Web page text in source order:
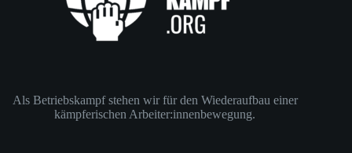
Als Betriebskampf stehen wir für den Wiederaufbau einer
kämpferischen Arbeiter:innenbewegung.